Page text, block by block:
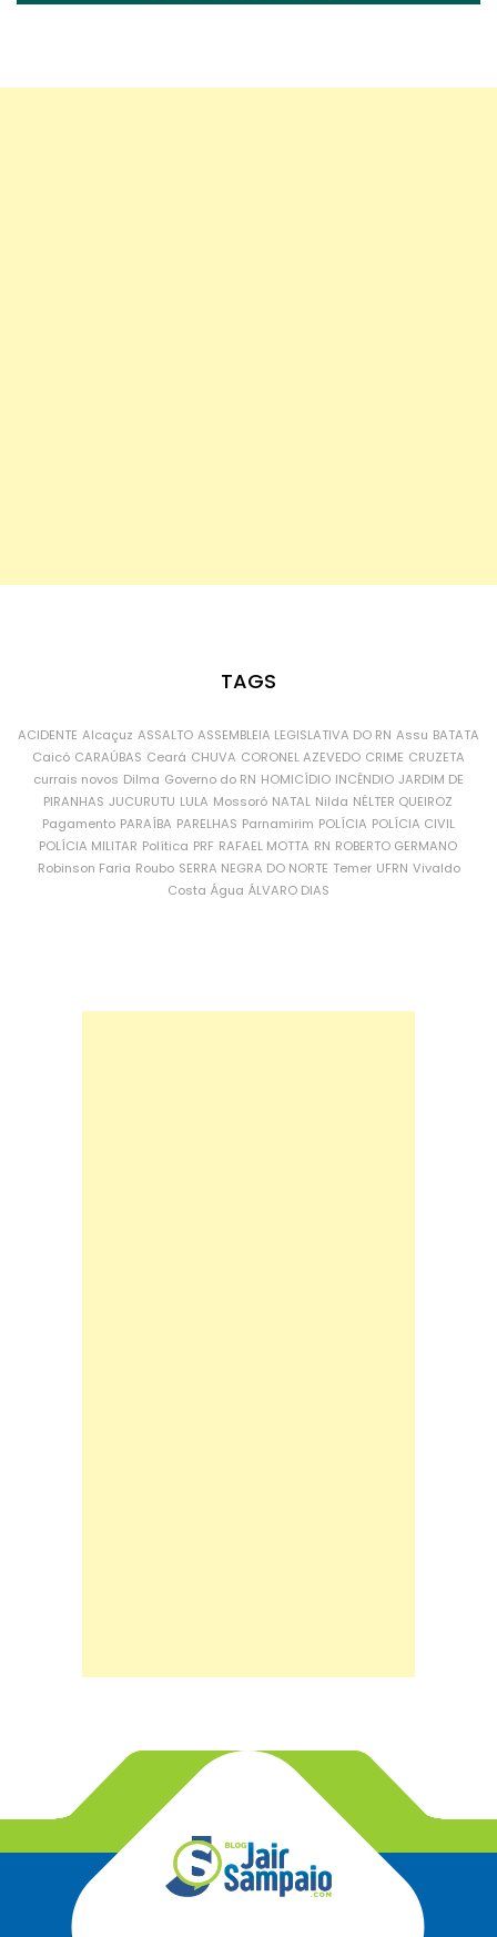
TAGS
ACIDENTE Alcaçuz ASSALTO ASSEMBLEIA LEGISLATIVA DO RN Assu BATATA
Caicó CARAÚBAS Ceará CHUVA CORONEL AZEVEDO CRIME CRUZETA
currais novos Dilma Governo do RN HOMICÍDIO INCÊNDIO JARDIM DE
PIRANHAS JUCURUTU LULA Mossoró NATAL Nilda NÉLTER QUEIROZ
Pagamento PARAÍBA PARELHAS Parnamirim POLÍCIA POLÍCIA CIVIL
POLÍCIA MILITAR Política PRF RAFAEL MOTTA RN ROBERTO GERMANO
Robinson Faria Roubo SERRA NEGRA DO NORTE Temer UFRN Vivaldo
Costa Água ÁLVARO DIAS